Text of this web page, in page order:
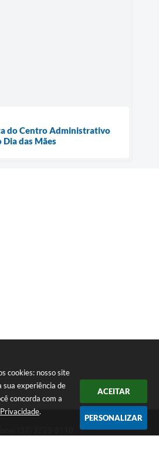
cookies: nosso site
sua experiência de
concorda com a
Privacidade.
ACEITAR
PERSONALIZAR
do Centro Administrativo
Dia das Mães